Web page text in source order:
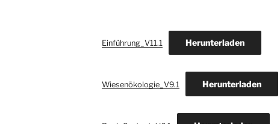
Einführung_V11.1 Herunterladen
Wiesenökologie_V9.1 Herunterladen